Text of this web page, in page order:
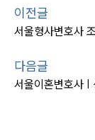
이전글
서울형사변호사
다음글
서울이혼변호사